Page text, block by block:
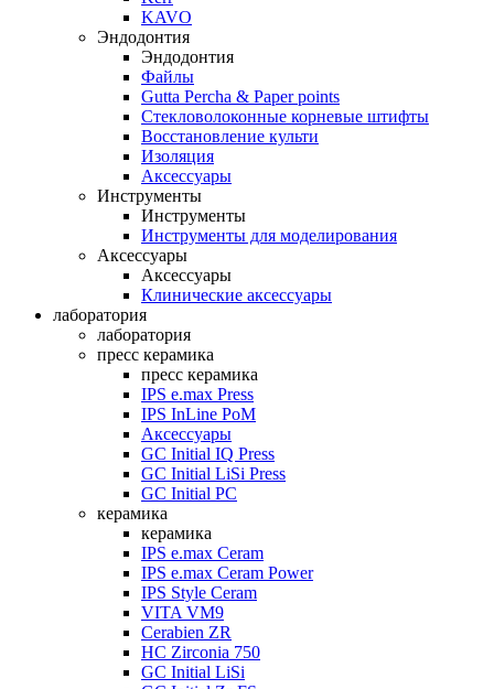
KAVO
Эндодонтия
Эндодонтия
Файлы
Gutta Percha & Paper points
Стекловолоконные корневые штифты
Восстановление культи
Изоляция
Аксессуары
Инструменты
Инструменты
Инструменты для моделирования
Аксессуары
Аксессуары
Клинические аксессуары
лаборатория
лаборатория
пресс керамика
пресс керамика
IPS e.max Press
IPS InLine PoM
Аксессуары
GC Initial IQ Press
GC Initial LiSi Press
GC Initial PC
керамика
керамика
IPS e.max Ceram
IPS e.max Ceram Power
IPS Style Ceram
VITA VM9
Cerabien ZR
HC Zirconia 750
GC Initial LiSi